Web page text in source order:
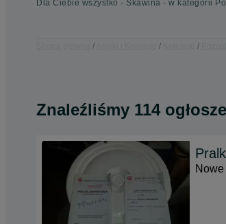
Dla Ciebie wszystko - Skawina - w kategorii
Znaleźliśmy 114
Nowe